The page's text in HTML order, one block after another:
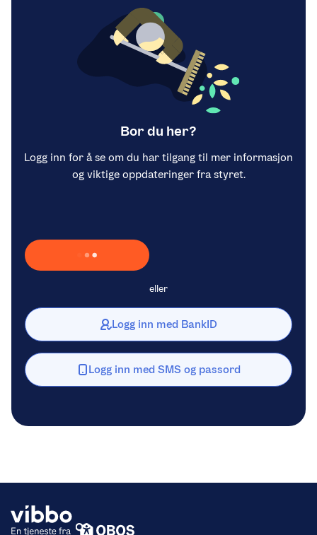
Bor du her?
Logg inn for å se om du har tilgang til mer informasjon
og viktige oppdateringer fra styret.
Laster inn Vipps …
eller
Logg inn med BankID
Logg inn med SMS og passord